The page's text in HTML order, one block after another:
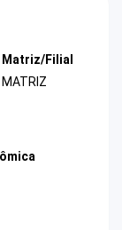
Matriz/Filial
MATRIZ